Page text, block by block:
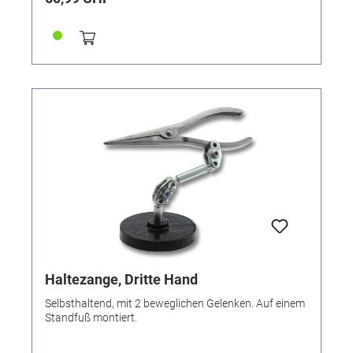
Haltezange, Dritte Hand
Selbsthaltend, mit 2 beweglichen Gelenken. Auf einem
Standfuß montiert.